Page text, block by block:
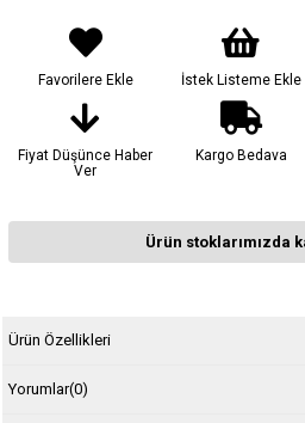
Favorilere Ekle İstek Listeme Ekle
Fiyat Düşünce Haber
Ver
Kargo Bedava
Ürün stoklarımızda
Ürün Özellikleri
Yorumlar(0)